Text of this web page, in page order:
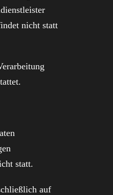
nicht statt
statt.
auf